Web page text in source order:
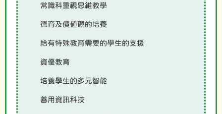
常識科重視思維教學
德育及價值觀的培養
給有特殊教育需要的學生的支援
資優教育
培養學生的多元智能
善用資訊科技